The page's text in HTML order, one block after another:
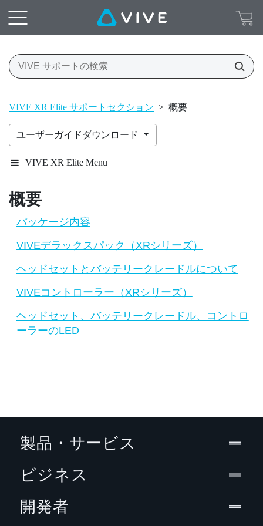
VIVE XR Elite サポートセクション > 概要
ユーザーガイドダウンロード
VIVE XR Elite Menu
概要
パッケージ内容
VIVEデラックスパック（XRシリーズ）
ヘッドセットとバッテリークレードルについて
VIVEコントローラー（XRシリーズ）
ヘッドセット、バッテリークレードル、コントロ
ーラーのLED
製品・サービス
ビジネス
開発者